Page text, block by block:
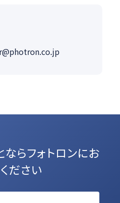
ならフォトロンにお
ださい